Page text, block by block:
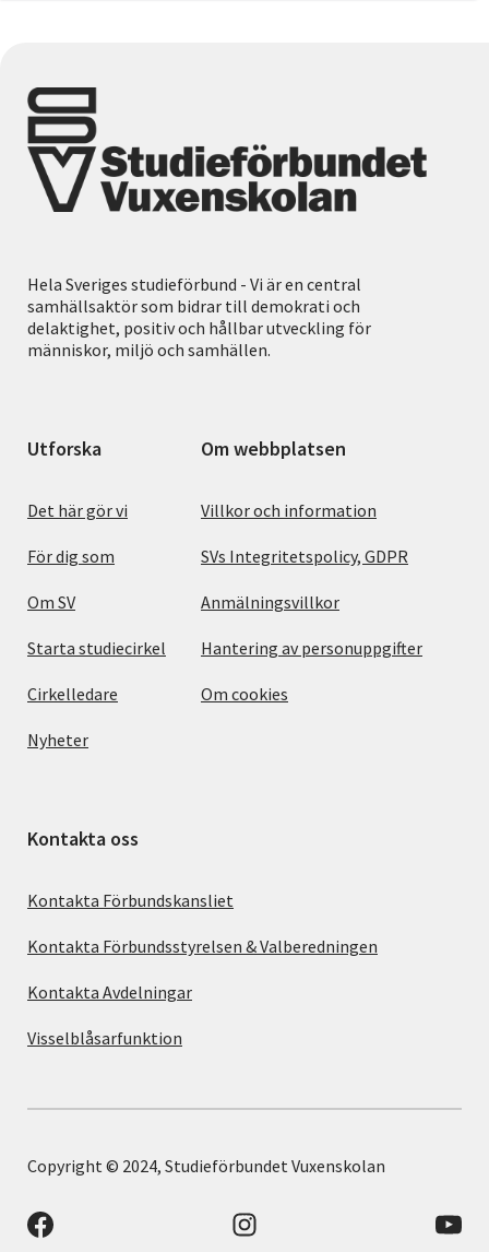
Hela Sveriges studieförbund - Vi är en central
samhällsaktör som bidrar till demokrati och
delaktighet, positiv och hållbar utveckling för
människor, miljö och samhällen.
Utforska
Det här gör vi
För dig som
Om SV
Starta studiecirkel
Cirkelledare
Nyheter
Om webbplatsen
Villkor och information
SVs Integritetspolicy, GDPR
Anmälningsvillkor
Hantering av personuppgifter
Om cookies
Kontakta oss
Kontakta Förbundskansliet
Kontakta Förbundsstyrelsen & Valberedningen
Kontakta Avdelningar
Visselblåsarfunktion
Copyright © 2024, Studieförbundet Vuxenskolan